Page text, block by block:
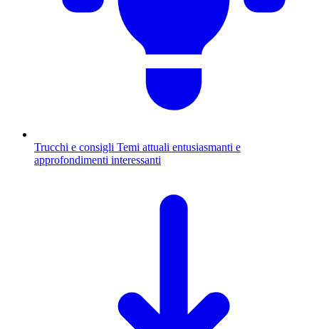
Trucchi e consigli Temi attuali entusiasmanti e
approfondimenti interessanti